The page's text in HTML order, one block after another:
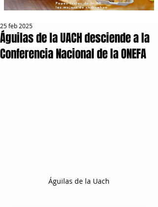
Águilas de la UACH desciende a la
Conferencia Nacional de la ONEFA
25 feb 2025
Águilas de la Uach